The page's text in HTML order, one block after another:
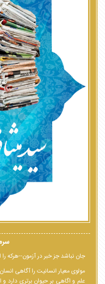
جان نباشد جز خبر در آزمون--هرکه
مولوی معیار انسانیت را آگاهی
علم و اگاهی بر حیوان برتری دارد و